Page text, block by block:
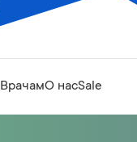
ВрачамО насSale